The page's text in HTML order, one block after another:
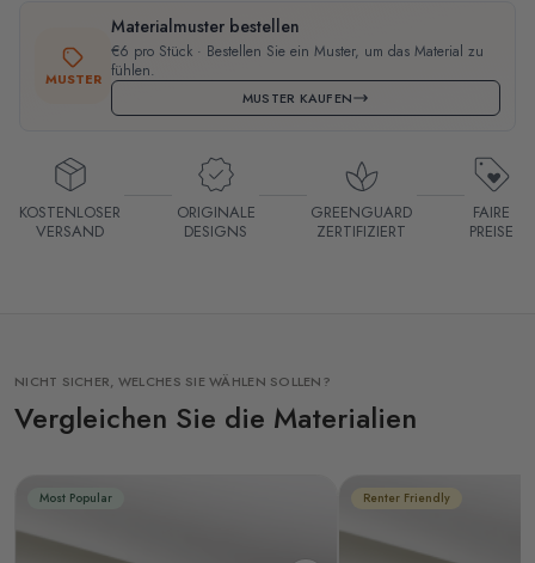
MUSTER
Materialmuster bestellen
€6 pro Stück · Bestellen Sie ein Muster, um das Material zu
fühlen.
MUSTER KAUFEN
KOSTENLOSER
VERSAND
ORIGINALE
DESIGNS
GREENGUARD
ZERTIFIZIERT
FAIRE
PREISE
NICHT SICHER, WELCHES SIE WÄHLEN SOLLEN?
Vergleichen Sie die Materialien
Most Popular Renter Friendly